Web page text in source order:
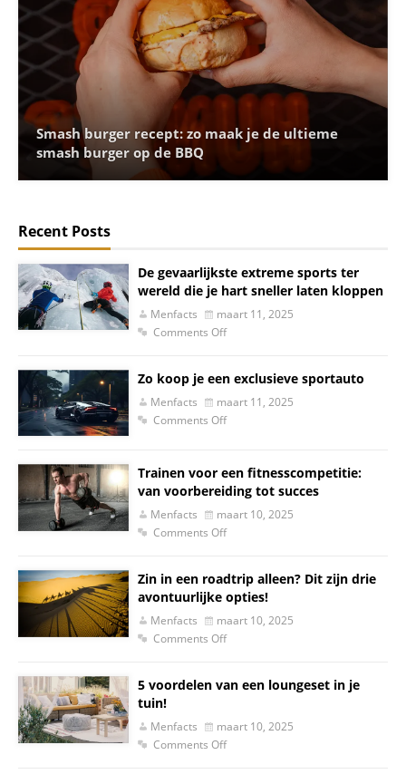
Smash burger recept: zo maak je de ultieme
smash burger op de BBQ
Recent Posts
De gevaarlijkste extreme sports ter
wereld die je hart sneller laten kloppen
Menfacts
maart 11, 2025
Comments Off
Zo koop je een exclusieve sportauto
Menfacts
maart 11, 2025
Comments Off
Trainen voor een fitnesscompetitie:
van voorbereiding tot succes
Menfacts
maart 10, 2025
Comments Off
Zin in een roadtrip alleen? Dit zijn drie
avontuurlijke opties!
Menfacts
maart 10, 2025
Comments Off
5 voordelen van een loungeset in je
tuin!
Menfacts
maart 10, 2025
Comments Off